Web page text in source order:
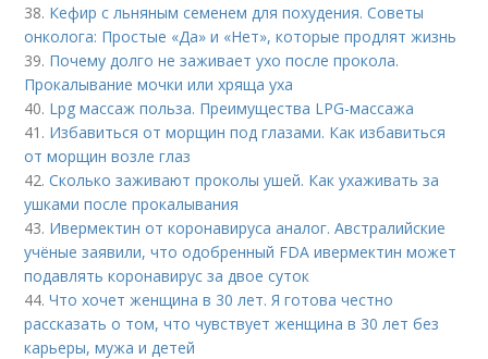
38. Кефир с льняным семенем для похудения. Советы
онколога: Простые «Да» и «Нет», которые продлят жизнь
39. Почему долго не заживает ухо после прокола.
Прокалывание мочки или хряща уха
40. Lpg массаж польза. Преимущества LPG-массажа
41. Избавиться от морщин под глазами. Как избавиться
от морщин возле глаз
42.Сколько заживают проколы ушей. Как ухаживать за
ушками после прокалывания
43. Ивермектин от коронавируса аналог. Австралийские
учёные заявили, что одобренный FDA ивермектин может
подавлять коронавирус за двое суток
44.Что хочет женщина в 30 лет. Я готова честно
рассказать о том, что чувствует женщина в 30 лет без
карьеры, мужа и детей